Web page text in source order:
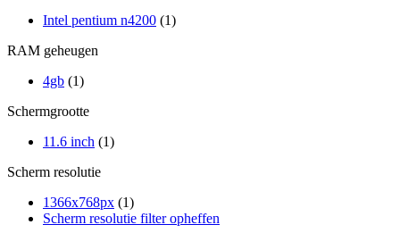
Intel pentium n4200 (1)
RAM geheugen
4gb (1)
Schermgrootte
11.6 inch (1)
Scherm resolutie
1366x768px (1)
Scherm resolutie filter opheffen